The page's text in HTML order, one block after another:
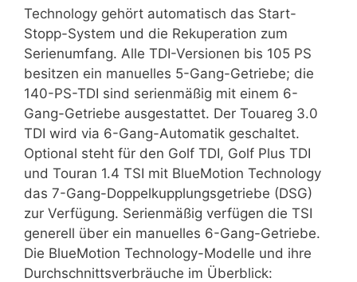
Technology gehört automatisch das Start-
Stopp-System und die Rekuperation zum
Serienumfang. Alle TDI-Versionen bis 105 PS
besitzen ein manuelles 5-Gang-Getriebe; die
140-PS-TDI sind serienmäßig mit einem 6-
Gang-Getriebe ausgestattet. Der Touareg 3.0
TDI wird via 6-Gang-Automatik geschaltet.
Optional steht für den Golf TDI, Golf Plus TDI
und Touran 1.4 TSI mit BlueMotion Technology
das 7-Gang-Doppelkupplungsgetriebe (DSG)
zur Verfügung. Serienmäßig verfügen die TSI
generell über ein manuelles 6-Gang-Getriebe.
Die BlueMotion Technology-Modelle und ihre
Durchschnittsverbräuche im Überblick: